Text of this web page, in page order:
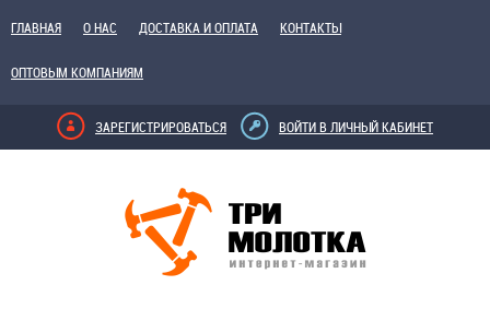
ГЛАВНАЯ О НАС ДОСТАВКА И ОПЛАТА КОНТАКТЫ
ОПТОВЫМ КОМПАНИЯМ
ЗАРЕГИСТРИРОВАТЬСЯ ВОЙТИ В ЛИЧНЫЙ КАБИНЕТ